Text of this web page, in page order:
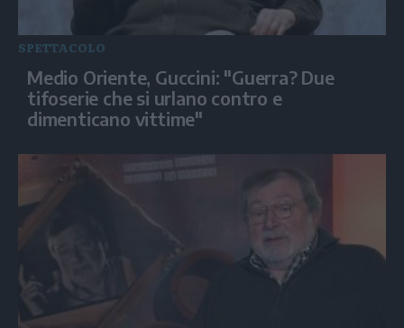
SPETTACOLO
Medio Oriente, Guccini: "Guerra? Due
tifoserie che si urlano contro e
dimenticano vittime"